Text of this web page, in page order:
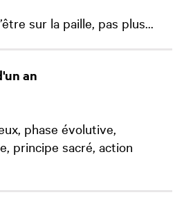
sur la paille, pas plus...
an
phase évolutive,
principe sacré, action